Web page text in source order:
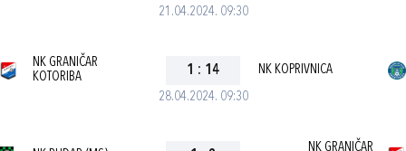
21.04.2024. 09:30
28.04.2024. 09:30
NK GRANIČAR
KOTORIBA
1 : 14 NK KOPRIVNICA
NK GRANIČAR